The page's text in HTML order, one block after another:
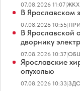
07.08.2026 11:07|ЖКХ
В Ярославском
07.08.2026 10:55|
В Ярославской
дворнику
07.08.2026 10:37|
Ярославские
опухолью
07.08.2026 10:33|